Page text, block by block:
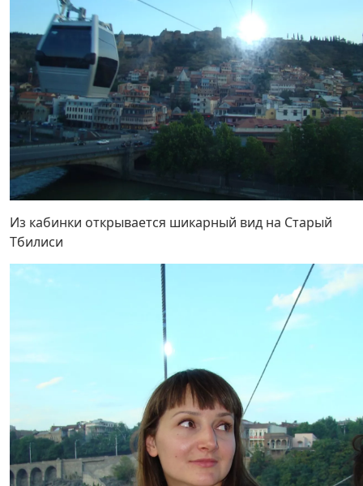
Из кабинки открывается шикарный вид на Старый
Тбилиси